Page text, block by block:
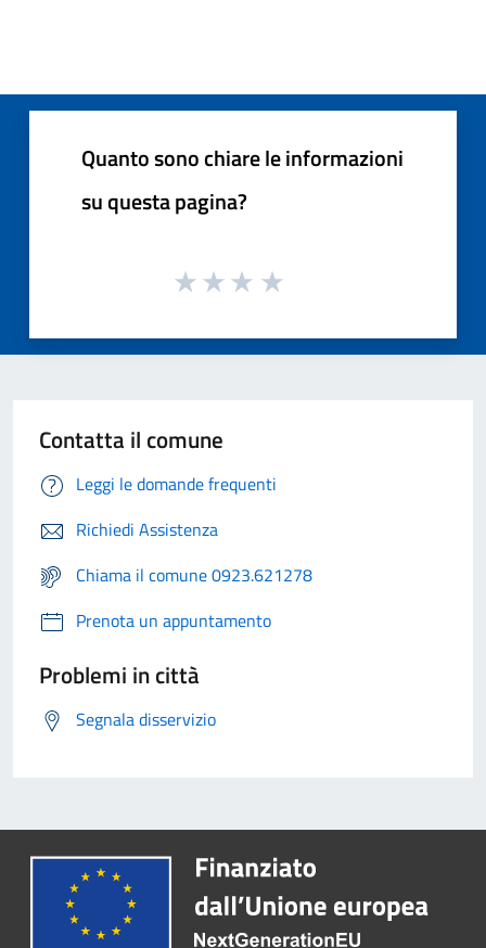
Quanto sono chiare le informazioni
su questa pagina?
Contatta il comune
Leggi le domande frequenti
Richiedi Assistenza
Chiama il comune 0923.621278
Prenota un appuntamento
Problemi in città
Segnala disservizio